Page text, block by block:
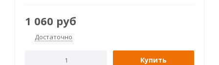
1 060 руб
Достаточно
Купить